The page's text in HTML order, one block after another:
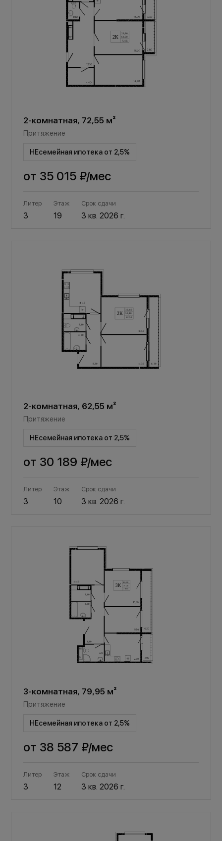
2-комнатная, 72,55 м²
Притяжение
НЕсемейная ипотека от 2,5%
от 35 015 ₽/мес
Литер
3
Этаж
19
Срок сдачи
3 кв. 2026 г.
2-комнатная, 62,55 м²
Притяжение
НЕсемейная ипотека от 2,5%
от 30 189 ₽/мес
Литер
3
Этаж
10
Срок сдачи
3 кв. 2026 г.
3-комнатная, 79,95 м²
Притяжение
НЕсемейная ипотека от 2,5%
от 38 587 ₽/мес
Литер
3
Этаж
12
Срок сдачи
3 кв. 2026 г.